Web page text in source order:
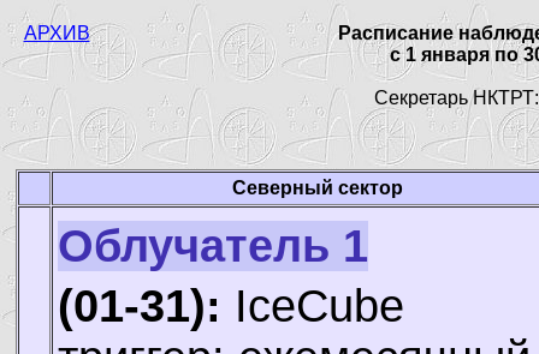
АРХИВ
Расписание
с 1 января по
Секретарь
Северный сектор
Облучатель 1
(01-31): IceCube